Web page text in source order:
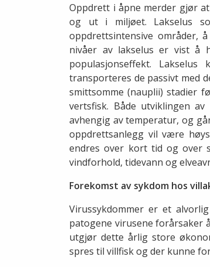
Oppdrett i åpne merder gjør
og ut i miljøet. Lakselus
oppdrettsintensive områder,
nivåer av lakselus er vist å
populasjonseffekt.
transporteres de passivt med
smittsomme (nauplii) stadier
vertsfisk. Både utviklingen
avhengig av temperatur, og
oppdrettsanlegg vil være
endres over kort tid og over
vindforhold, tidevann og
Forekomst av sykdom hos
Virussykdommer er et
patogene virusene forårsaker
utgjør dette årlig store
spres til villfisk og der kunne